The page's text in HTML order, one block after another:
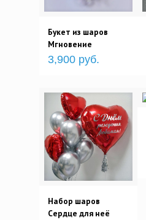
Букет из шаров
Мгновение
3,900 руб.
Набор шаров
Сердце для неё